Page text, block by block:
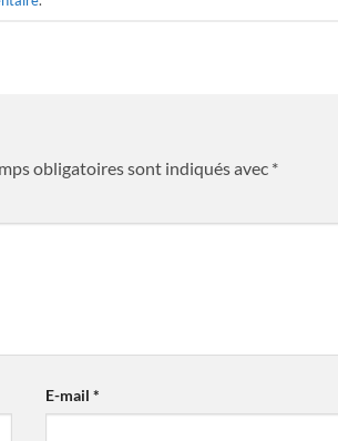
obligatoires sont indiqués avec *
E-mail*